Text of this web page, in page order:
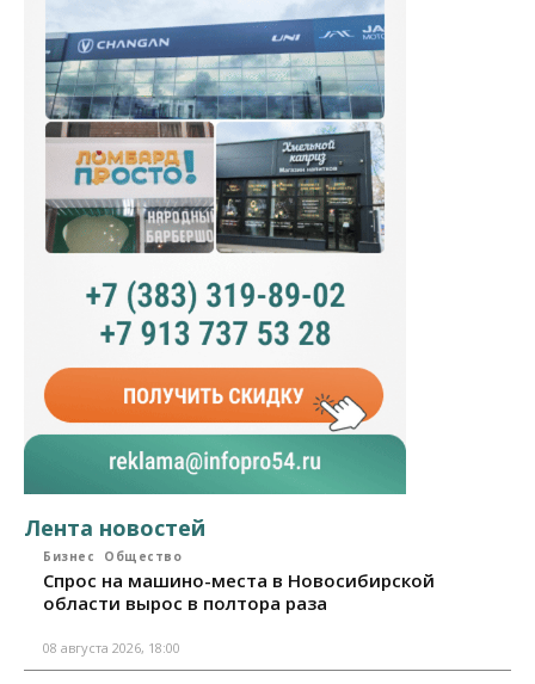
Лента новостей
Бизнес Общество
Спрос на машино-места в Новосибирской
области вырос в полтора раза
08 августа 2026, 18:00